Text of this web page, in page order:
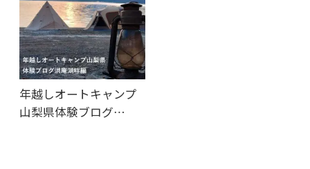
年越しオートキャンプ
山梨県体験ブログ…